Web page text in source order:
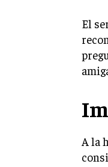
El
A la